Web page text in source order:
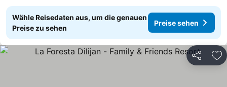
Wähle Reisedaten aus, um die genauen
Preise zu sehen
Preise sehen
Teilen